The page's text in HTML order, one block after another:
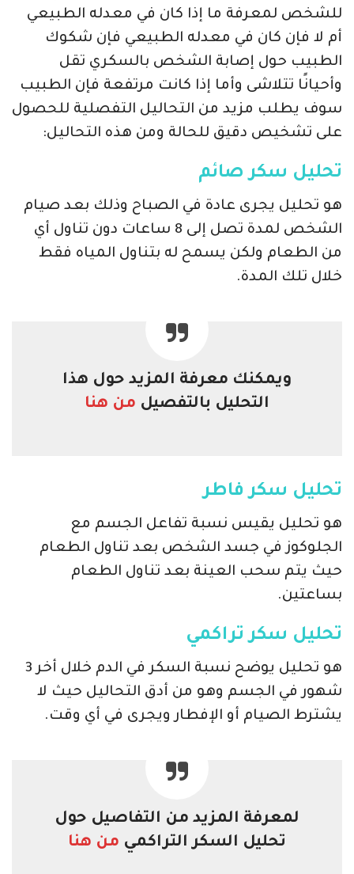
للشخص لمعرفة ما إذا كان في معدله الطبيعي
أم لا فإن كان في معدله الطبيعي فإن شكوك
الطبيب حول إصابة الشخص بالسكري تقل
وأحيانًا تتلاشى وأما إذا كانت مرتفعة فإن الطبيب
سوف يطلب مزيد من التحاليل التفصلية للحصول
على تشخيص دقيق للحالة ومن هذه التحاليل:
تحليل سكر صائم
هو تحليل يجرى عادة في الصباح وذلك بعد صيام
الشخص لمدة تصل إلى 8 ساعات دون تناول أي
من الطعام ولكن يسمح له بتناول المياه فقط
خلال تلك المدة.
ويمكنك معرفة المزيد حول هذا
التحليل بالتفصيل من هنا
تحليل سكر فاطر
هو تحليل يقيس نسبة تفاعل الجسم مع
الجلوكوز في جسد الشخص بعد تناول الطعام
حيث يتم سحب العينة بعد تناول الطعام
بساعتين.
تحليل سكر تراكمي
هو تحليل يوضح نسبة السكر في الدم خلال أخر 3
شهور في الجسم وهو من أدق التحاليل حيث لا
يشترط الصيام أو الإفطار ويجرى في أي وقت.
لمعرفة المزيد من التفاصيل حول
تحليل السكر التراكمي من هنا